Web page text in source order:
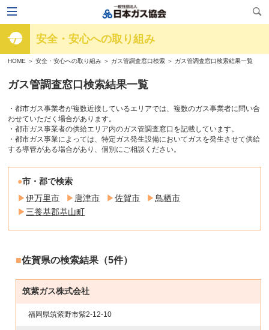
安全・安心への取り組み
HOME ＞安全・安心への取り組み ＞ ガス管調査窓口検索 ＞ ガス管調査窓口検索結果一覧
ガス管調査窓口検索結果一覧
・都市ガス事業者が複数近接しているエリアでは、複数のガス事業者に問い合
わせていただく場合があります。
・都市ガス事業者の供給エリア内のガス管調査窓口を記載しています。
・都市ガス事業によっては、特定ガス発生設備においてガスを発生させて供給
する導管がある場合があり、個別にご相談ください。
市・郡で検索
伊万里市
唐津市 佐賀市
鳥栖市
三養基郡基山町
佐賀県の検索結果（5件）
筑紫ガス株式会社
福岡県筑紫野市紫2-12-10